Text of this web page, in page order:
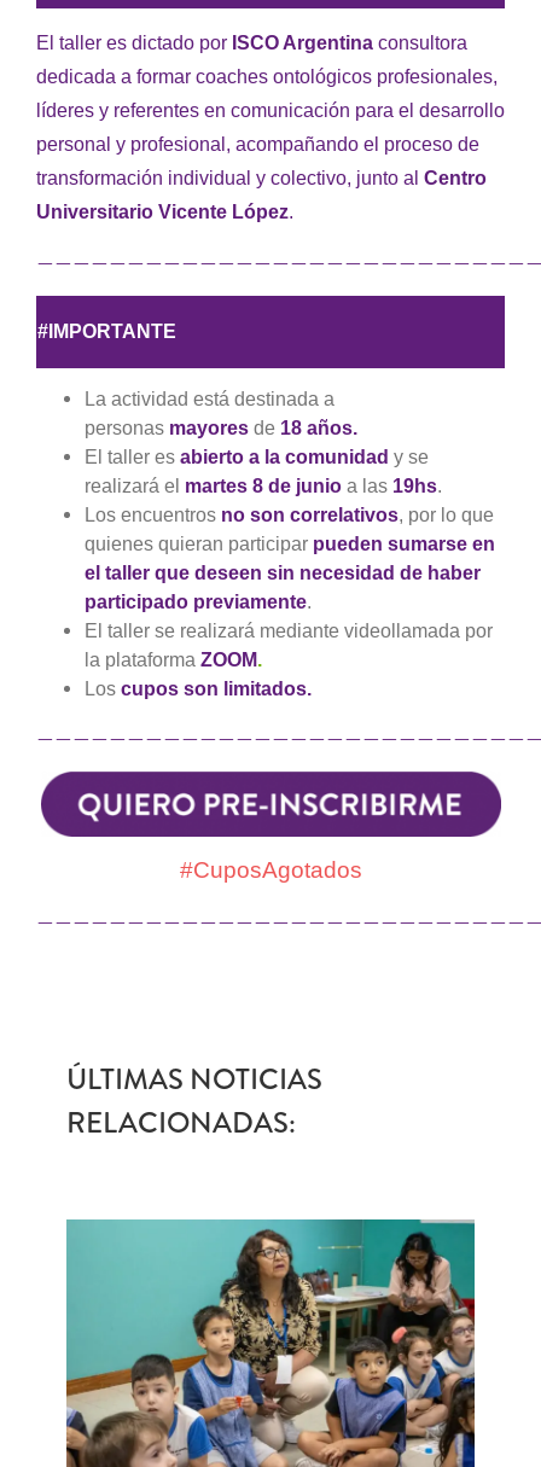
El taller es dictado por ISCO Argentina consultora
dedicada a formar coaches ontológicos profesionales,
líderes y referentes en comunicación para el desarrollo
personal y profesional, acompañando el proceso de
transformación individual y colectivo, junto al Centro
Universitario Vicente López.
#IMPORTANTE
La actividad está destinada a
personas mayores de 18 años.
El taller es abierto a la comunidad y se
realizará el martes 8 de junio a las 19hs.
Los encuentros no son correlativos, por lo que
quienes quieran participar pueden sumarse en
el taller que deseen sin necesidad de haber
participado previamente.
El taller se realizará mediante videollamada por
la plataforma ZOOM.
Los cupos son limitados.
#CuposAgotados
ÚLTIMAS NOTICIAS
RELACIONADAS: